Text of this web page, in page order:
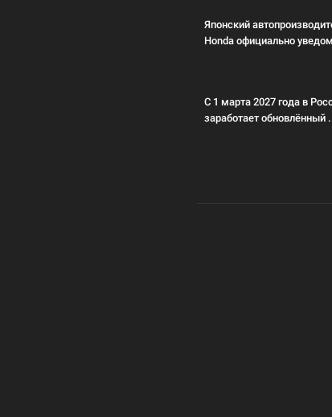
Японский
Honda официально
С 1 марта 2027 года в
заработает обновлённый